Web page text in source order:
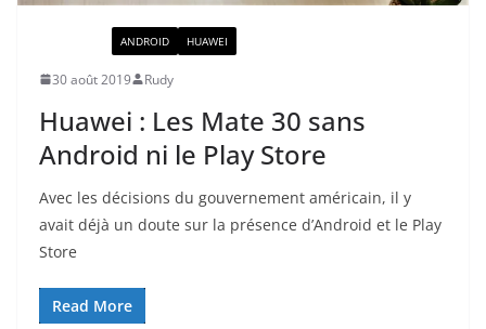
ANDROID HUAWEI
30 août 2019 Rudy
Huawei : Les Mate 30 sans
Android ni le Play Store
Avec les décisions du gouvernement américain, il y
avait déjà un doute sur la présence d’Android et le Play
Store
Read More